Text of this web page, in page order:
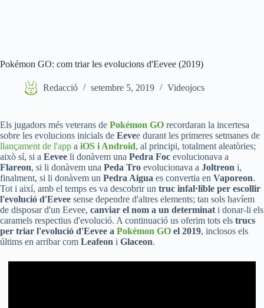
Pokémon GO: com triar les evolucions d'Eevee (2019)
Redacció setembre 5, 2019 Videojocs
Els jugadors més veterans de Pokémon GO recordaran la incertesa
sobre les evolucions inicials de Eevee durant les primeres setmanes de
llançament de l'app a iOS i Android, al principi, totalment aleatòries;
això sí, si a Eevee li donàvem una Pedra Foc evolucionava a
Flareon, si li donàvem una Peda Tro evolucionava a Joltreon i,
finalment, si li donàvem un Pedra Aigua es convertia en Vaporeon.
Tot i així, amb el temps es va descobrir un truc infal·lible per escollir
l'evolució d'Eevee sense dependre d'altres elements; tan sols havíem
de disposar d'un Eevee, canviar el nom a un determinat i donar-li els
caramels respectius d'evolució. A continuació us oferim tots els trucs
per triar l'evolució d'Eevee a Pokémon GO el 2019, inclosos els
últims en arribar com Leafeon i Glaceon.